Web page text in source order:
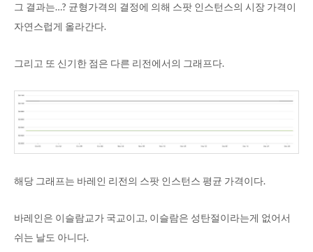
그 결과는…? 균형가격의 결정에 의해 스팟 인스턴스의 시장 가격이
자연스럽게 올라간다.
그리고 또 신기한 점은 다른 리전에서의 그래프다.
해당 그래프는 바레인 리전의 스팟 인스턴스 평균 가격이다.
바레인은 이슬람교가 국교이고, 이슬람은 성탄절이라는게 없어서
쉬는 날도 아니다.